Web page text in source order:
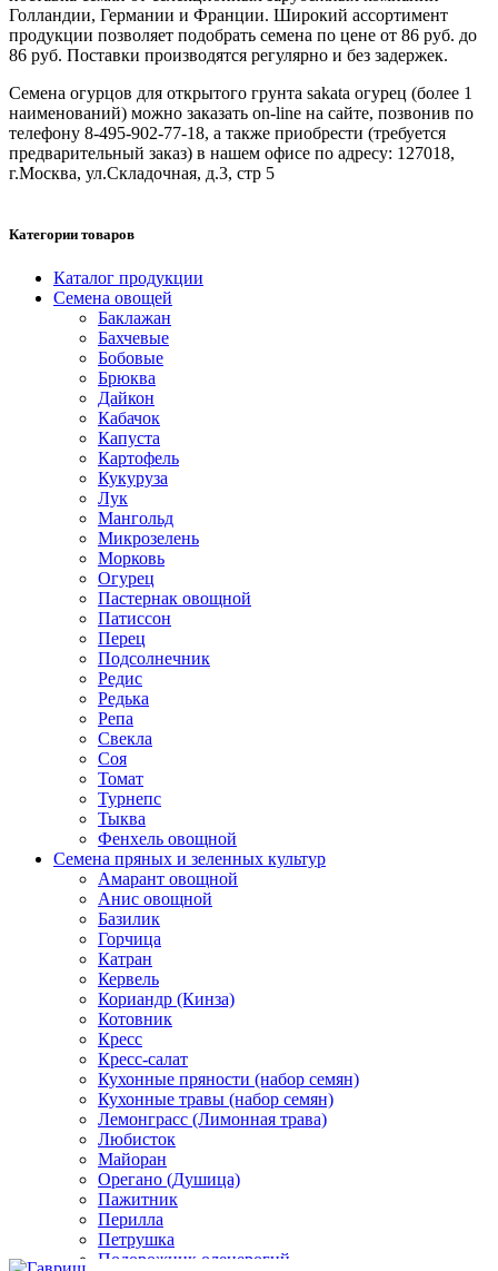
Голландии, Германии и Франции. Широкий ассортимент
продукции позволяет подобрать семена по цене от 86 руб. до
86 руб. Поставки производятся регулярно и без задержек.
Семена огурцов для открытого грунта sakata огурец (более 1
наименований) можно заказать on-line на сайте, позвонив по
телефону 8-495-902-77-18, а также приобрести (требуется
предварительный заказ) в нашем офисе по адресу: 127018,
г.Москва, ул.Складочная, д.3, стр 5
Категории товаров
Каталог продукции
Семена овощей
Баклажан
Бахчевые
Бобовые
Брюква
Дайкон
Кабачок
Капуста
Картофель
Кукуруза
Лук
Мангольд
Микрозелень
Морковь
Огурец
Пастернак овощной
Патиссон
Перец
Подсолнечник
Редис
Редька
Репа
Свекла
Соя
Томат
Турнепс
Тыква
Фенхель овощной
Семена пряных и зеленных культур
Амарант овощной
Анис овощной
Базилик
Горчица
Катран
Кервель
Кориандр (Кинза)
Котовник
Кресс
Кресс-салат
Кухонные пряности (набор семян)
Кухонные травы (набор семян)
Лемонграсс (Лимонная трава)
Любисток
Майоран
Орегано (Душица)
Пажитник
Перилла
Петрушка
Подорожник оленерогий